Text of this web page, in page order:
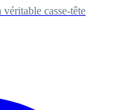
véritable casse-tête